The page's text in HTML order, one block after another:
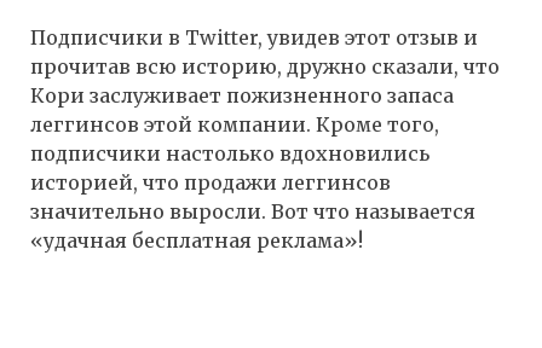
Подписчики в Twitter, увидев этот отзыв и
прочитав всю историю, дружно сказали, что
Кори заслуживает пожизненного запаса
леггинсов этой компании. Кроме того,
подписчики настолько вдохновились
историей, что продажи леггинсов
значительно выросли. Вот что называется
«удачная бесплатная реклама»!